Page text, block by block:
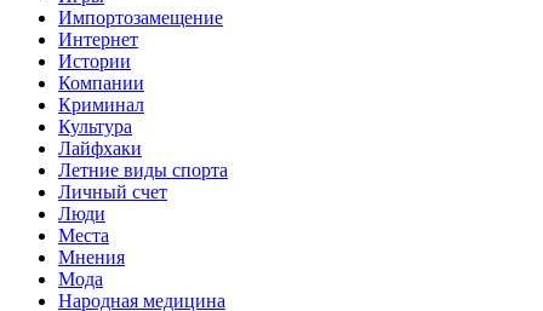
Импортозамещение
Интернет
Истории
Компании
Криминал
Культура
Лайфхаки
Летние виды спорта
Личный счет
Люди
Места
Мнения
Мода
Народная медицина